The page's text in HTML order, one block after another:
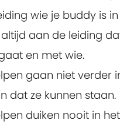
wie je buddy is
aan de leiding
en met wie.
gaan niet verder
dat ze kunnen staan.
duiken nooit in